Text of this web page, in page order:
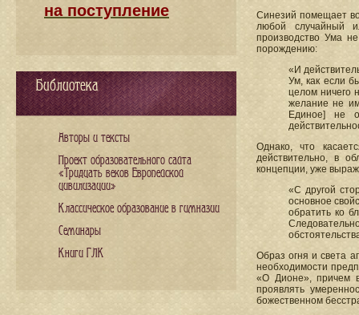
Синезий помещает
любой случайный
производство Ума
порождению:
«И
Ум, как если
целом ничего
желание не
Единое] не
Однако, что
действительно, в
концепции, уже
«С другой
основное
обратить ко
Образ огня и света
необходимости
«О Дионе», причем в
проявлять
божественном
на поступление
Библиотека
Авторы и тексты
Проект образовательного сайта
«Тридцать веков Европейской
цивилизации»
Классическое образование в гимназии
Семинары
Книги ГЛК